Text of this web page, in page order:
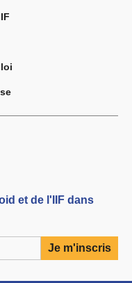
et de l'IIF dans